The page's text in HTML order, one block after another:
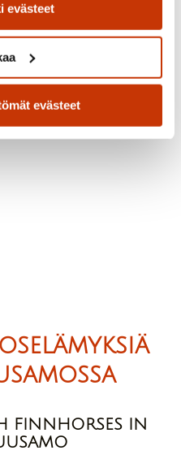
evästeet
evästeet
aikuisuuden taitoja
ja taitoja nuorille
sekä lapsen että
ehkäisemään
FINNHORSES IN